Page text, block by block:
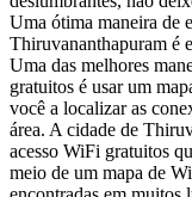
Uma ótima maneira de
Thiruvananthapuram é
Uma das melhores
gratuitos é usar um
você a localizar as
área. A cidade de
acesso WiFi gratuitos
meio de um mapa de